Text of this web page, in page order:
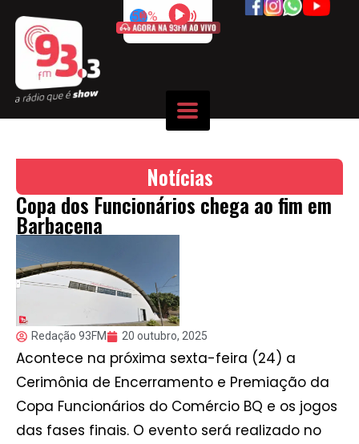
50%
Notícias
Copa dos Funcionários chega ao fim em
Barbacena
Redação 93FM 20 outubro, 2025
Acontece na próxima sexta-feira (24) a
Cerimônia de Encerramento e Premiação da
Copa Funcionários do Comércio BQ e os jogos
das fases finais. O evento será realizado no